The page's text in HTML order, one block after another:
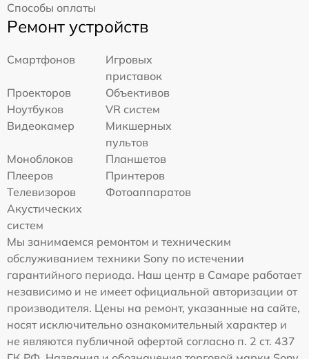
Способы оплаты
Ремонт устройств
Смартфонов
Игровых
приставок
Проекторов
Объективов
Ноутбуков
VR систем
Видеокамер
Микшерных
пультов
Моноблоков
Планшетов
Плееров
Принтеров
Телевизоров
Фотоаппаратов
Акустических
систем
Мы занимаемся ремонтом и техническим
обслуживанием техники Sony по истечении
гарантийного периода. Наш центр в Самаре работает
независимо и не имеет официальной авторизации от
производителя. Цены на ремонт, указанные на сайте,
носят исключительно ознакомительный характер и
не являются публичной офертой согласно п. 2 ст. 437